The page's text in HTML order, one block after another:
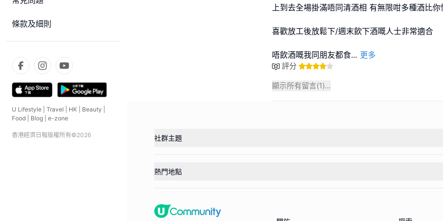
條款及細則
U Lifestyle Travel HK Beauty
Food
Blog e-zone
香港經濟日報版權所有©2026
上到去全場掛滿唔同清酒相 有無限咁多種酒比
喜歡放工後放鬆下/週末飲下酒嘅人士非常適合
唔飲酒嘅我同朋友都食... 更多
評分
顯示所有留言(1)...
社群主題
熱門地點